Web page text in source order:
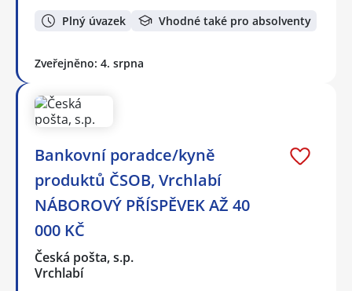
Plný úvazek Vhodné také pro absolventy
Zveřejněno: 4. srpna
Bankovní poradce/kyně
produktů ČSOB, Vrchlabí
NÁBOROVÝ PŘÍSPĚVEK AŽ 40
000 KČ
Česká pošta, s.p.
Vrchlabí